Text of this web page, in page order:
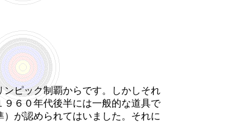
ピック制覇からです。しかしそれ
６０年代後半には一般的な道具で
が認められてはいました。それに